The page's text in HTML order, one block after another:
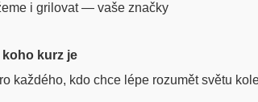
i grilovat — vaše značky
koho kurz je
každého, kdo chce lépe rozumět světu